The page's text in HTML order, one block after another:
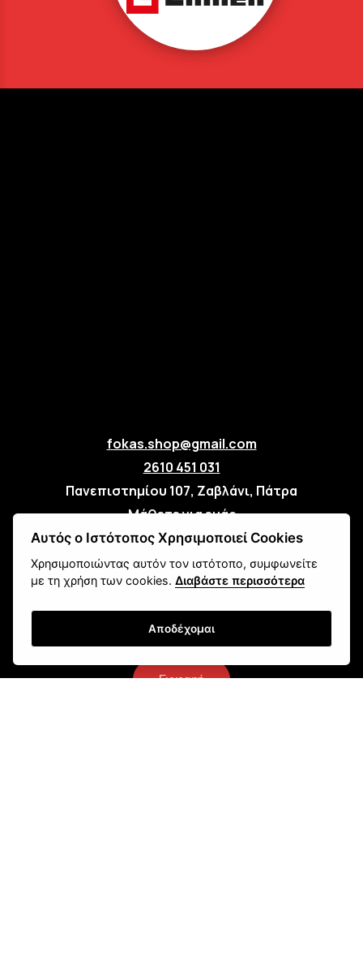
fokas.shop@gmail.com
2610 451 031
Πανεπιστημίου 107, Ζαβλάνι, Πάτρα
Μάθετε για εμάς
Επικοινωνία
Newsletter
Εγγραφή
Αυτός ο Ιστότοπος Χρησιμοποιεί Cookies
Χρησιμοποιώντας αυτόν τον ιστότοπο, συμφωνείτε
με τη χρήση των cookies.Διαβάστε περισσότερα
Αποδέχομαι